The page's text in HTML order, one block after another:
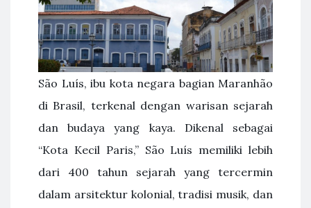
São Luís, ibu kota negara bagian Maranhão
di Brasil, terkenal dengan warisan sejarah
dan budaya yang kaya. Dikenal sebagai
“Kota Kecil Paris,” São Luís memiliki lebih
dari 400 tahun sejarah yang tercermin
dalam arsitektur kolonial, tradisi musik, dan